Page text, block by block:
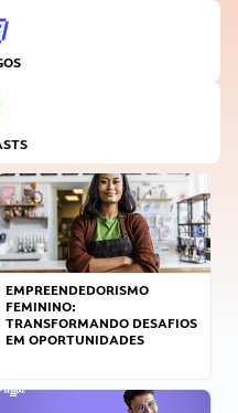
EMPREENDEDORISMO
FEMININO:
TRANSFORMANDO DESAFIOS
EM OPORTUNIDADES